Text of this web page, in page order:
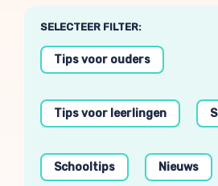
SELECTEER FILTER:
Tips voor ouders
Tips voor leerlingen
Schooltips Nieuws